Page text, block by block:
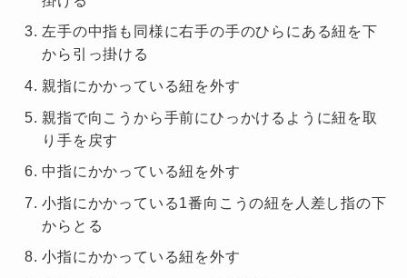
左手の中指も同様に右手の手のひらにある紐を下
から引っ掛ける
親指にかかっている紐を外す
親指で向こうから手前にひっかけるように紐を取
り手を戻す
中指にかかっている紐を外す
小指にかかっている1番向こうの紐を人差し指の下
からとる
小指にかかっている紐を外す